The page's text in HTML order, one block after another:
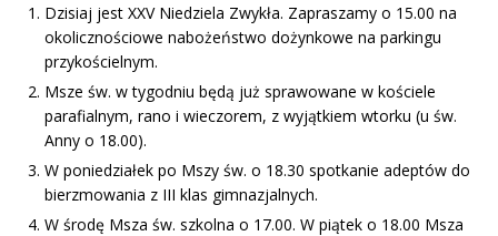
Dzisiaj jest XXV Niedziela Zwykła. Zapraszamy o 15.00 na
okolicznościowe nabożeństwo dożynkowe na parkingu
przykościelnym.
Msze św. w tygodniu będą już sprawowane w kościele
parafialnym, rano i wieczorem, z wyjątkiem wtorku (u św.
Anny o 18.00).
W poniedziałek po Mszy św. o 18.30 spotkanie adeptów do
bierzmowania z III klas gimnazjalnych.
W środę Msza św. szkolna o 17.00. W piątek o 18.00 Msza